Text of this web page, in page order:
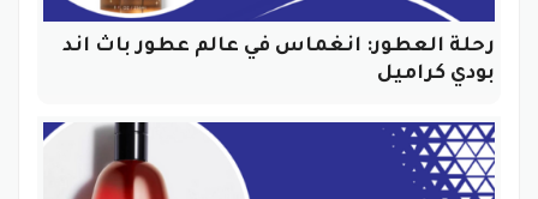
رحلة العطور: انغماس في عالم عطور باث اند
بودي كراميل